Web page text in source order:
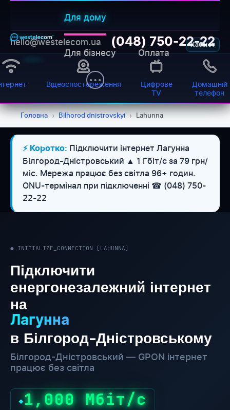
Для дому
Для бізнесу Оплата
Кабінет
hello@westelecom.ua (048) 750-22-22
Відеоспостереження
Цифрове
TV
Домашній
телефон
Головна › Bilhorod dnistrovskyi › Lahunna
⚡ Коротко: Підключити інтернет Лагунна
Білгород-Дністровський ▲ 1 Гбіт/с за 79 грн/
міс. Мережа працює без світла 96+ годин.
ONU-термінал при підключенні ☎ (048) 750-
22-22
● INITIALIZE_CONNECTION [LAHUNNA]
Підключити
енергонезалежний інтернет
на
Лагунна
в Білгород-Дністровському
Білгород-Дністровський — GPON інтернет
працює без світла
◆1,000 Мбіт/с